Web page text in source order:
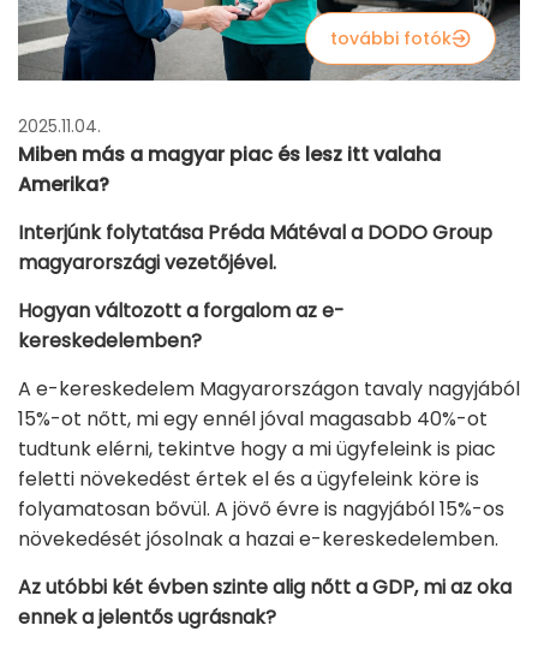
további fotók
2025.11.04.
Miben más a magyar piac és lesz itt valaha
Amerika?
Interjúnk folytatása Préda Mátéval a DODO Group
magyarországi vezetőjével.
Hogyan változott a forgalom az e-
kereskedelemben?
A e-kereskedelem Magyarországon tavaly nagyjából
15%-ot nőtt, mi egy ennél jóval magasabb 40%-ot
tudtunk elérni, tekintve hogy a mi ügyfeleink is piac
feletti növekedést értek el és a ügyfeleink köre is
folyamatosan bővül. A jövő évre is nagyjából 15%-os
növekedését jósolnak a hazai e-kereskedelemben.
Az utóbbi két évben szinte alig nőtt a GDP, mi az oka
ennek a jelentős ugrásnak?